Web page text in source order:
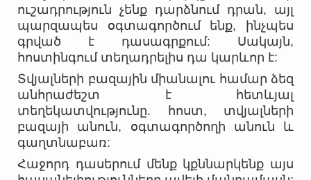
ուշադրություն չենք դարձնում դրան, այլ
պարզապես օգտագործում ենք, ինչպես
գրված է դասագրքում: Սակայն,
հոստինգում տեղադրելիս դա կարևոր է:
Տվյալների բազային միանալու համար ձեզ
անհրաժեշտ է հետևյալ
տեղեկատվությունը. հոստ, տվյալների
բազայի անուն, օգտագործողի անուն և
գաղտնաբառ:
Հաջորդ դասերում մենք կքննարկենք այս